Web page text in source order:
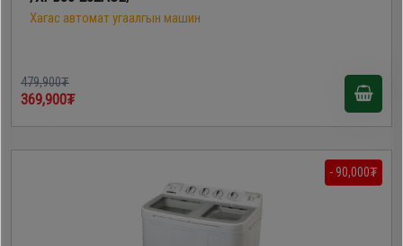
Хагас автомат угаалгын машин
479,900₮
369,900₮
- 90,000₮